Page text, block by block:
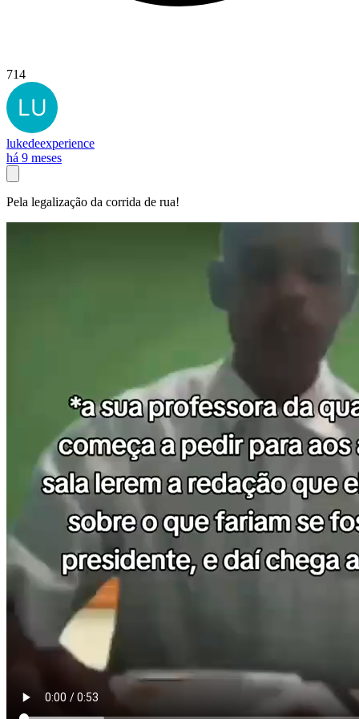
714
lukedeexperience
há 9 meses
Pela legalização da corrida de rua!